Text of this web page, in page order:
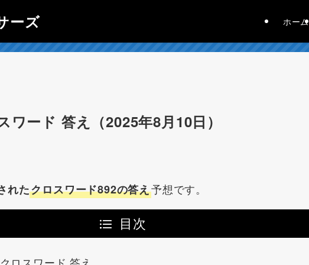
ーズ ホーム
ワード 答え（2025年8月10日）
れたクロスワード892の答え予想です。
目次